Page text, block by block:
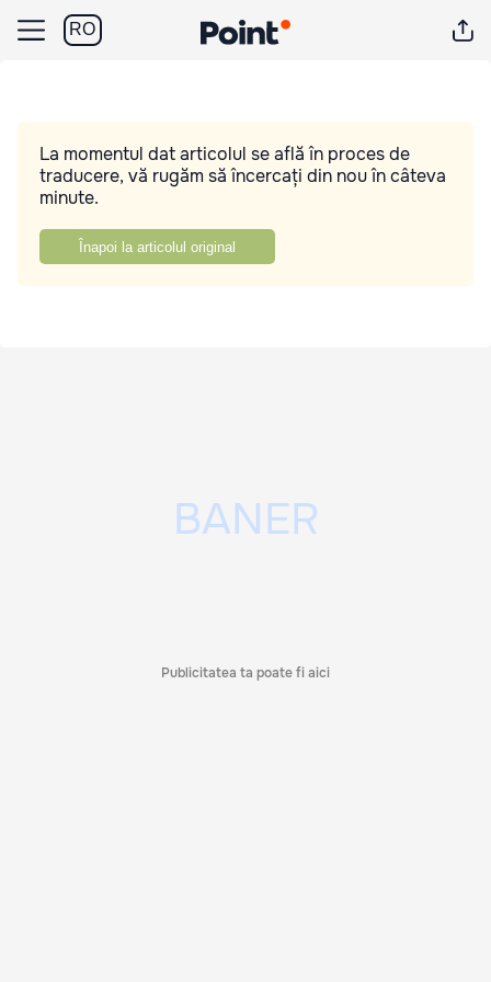
RO
La momentul dat articolul se află în proces de
traducere, vă rugăm să încercați din nou în câteva
minute.
Înapoi la articolul original
Publicitatea ta poate fi aici